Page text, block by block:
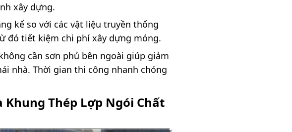
xây dựng.
kể so với các vật liệu truyền thống
đó tiết kiệm chi phí xây dựng móng.
cần sơn phủ bên ngoài giúp giảm
nhà. Thời gian thi công nhanh chóng
Khung Thép Lợp Ngói Chất